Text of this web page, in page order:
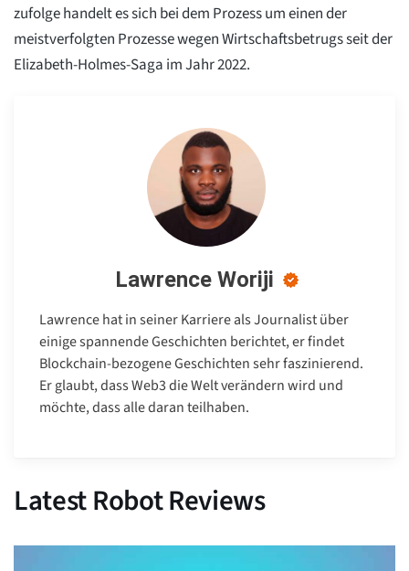
zufolge handelt es sich bei dem Prozess um einen der
meistverfolgten Prozesse wegen Wirtschaftsbetrugs seit der
Elizabeth-Holmes-Saga im Jahr 2022.
Lawrence Woriji
Lawrence hat in seiner Karriere als Journalist über
einige spannende Geschichten berichtet, er findet
Blockchain-bezogene Geschichten sehr faszinierend.
Er glaubt, dass Web3 die Welt verändern wird und
möchte, dass alle daran teilhaben.
Latest Robot Reviews